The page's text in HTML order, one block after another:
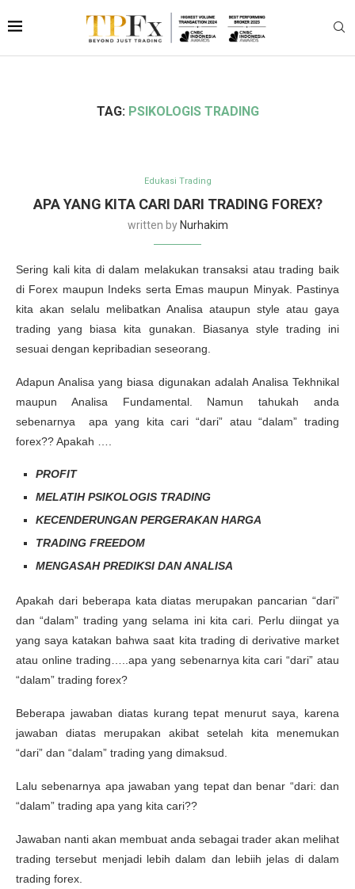
TAG: PSIKOLOGIS TRADING
Edukasi Trading
APA YANG KITA CARI DARI TRADING FOREX?
written by Nurhakim
Sering kali kita di dalam melakukan transaksi atau trading baik
di Forex maupun Indeks serta Emas maupun Minyak. Pastinya
kita akan selalu melibatkan Analisa ataupun style atau gaya
trading yang biasa kita gunakan. Biasanya style trading ini
sesuai dengan kepribadian seseorang.
Adapun Analisa yang biasa digunakan adalah Analisa Tekhnikal
maupun Analisa Fundamental. Namun tahukah anda
sebenarnya apa yang kita cari “dari” atau “dalam” trading
forex?? Apakah ….
PROFIT
MELATIH PSIKOLOGIS TRADING
KECENDERUNGAN PERGERAKAN HARGA
TRADING FREEDOM
MENGASAH PREDIKSI DAN ANALISA
Apakah dari beberapa kata diatas merupakan pancarian “dari”
dan “dalam” trading yang selama ini kita cari. Perlu diingat ya
yang saya katakan bahwa saat kita trading di derivative market
atau online trading…..apa yang sebenarnya kita cari “dari” atau
“dalam” trading forex?
Beberapa jawaban diatas kurang tepat menurut saya, karena
jawaban diatas merupakan akibat setelah kita menemukan
“dari” dan “dalam” trading yang dimaksud.
Lalu sebenarnya apa jawaban yang tepat dan benar “dari: dan
“dalam” trading apa yang kita cari??
Jawaban nanti akan membuat anda sebagai trader akan melihat
trading tersebut menjadi lebih dalam dan lebiih jelas di dalam
trading forex.